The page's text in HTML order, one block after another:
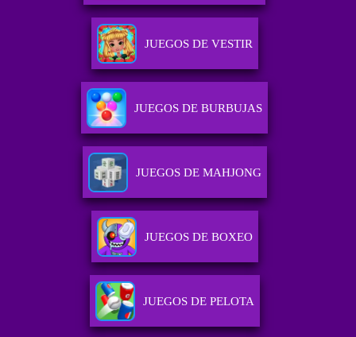
JUEGOS DE VESTIR
JUEGOS DE BURBUJAS
JUEGOS DE MAHJONG
JUEGOS DE BOXEO
JUEGOS DE PELOTA